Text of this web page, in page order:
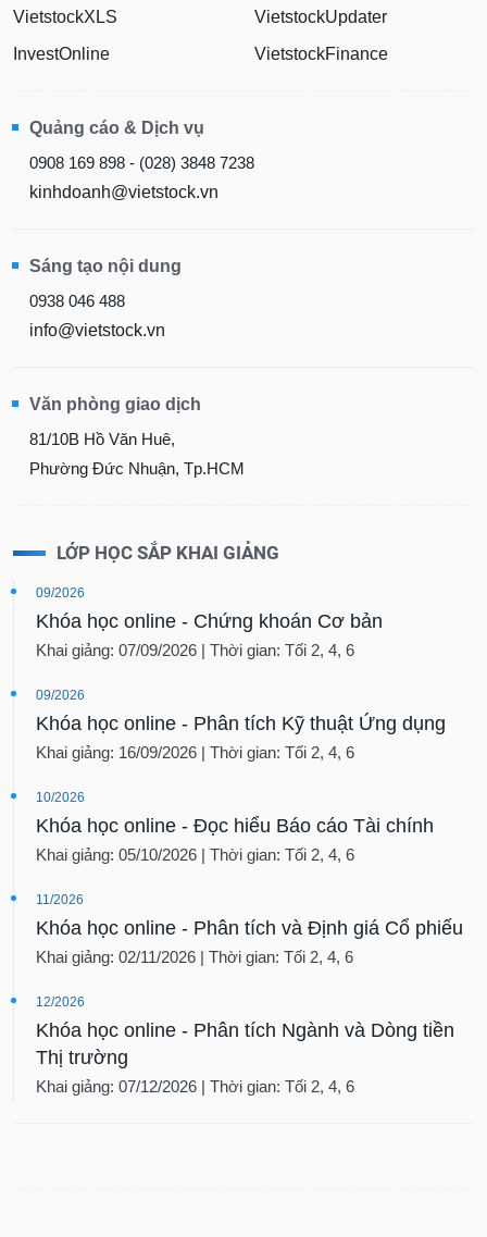
VietstockXLS
InvestOnline
VietstockUpdater
VietstockFinance
Quảng cáo & Dịch vụ
0908 169 898 - (028) 3848 7238
kinhdoanh@vietstock.vn
Sáng tạo nội dung
0938 046 488
info@vietstock.vn
Văn phòng giao dịch
81/10B Hồ Văn Huê,
Phường Đức Nhuận, Tp.HCM
LỚP HỌC SẮP KHAI GIẢNG
09/2026
Khóa học online - Chứng khoán Cơ bản
Khai giảng: 07/09/2026 | Thời gian: Tối 2, 4, 6
09/2026
Khóa học online - Phân tích Kỹ thuật Ứng dụng
Khai giảng: 16/09/2026 | Thời gian: Tối 2, 4, 6
10/2026
Khóa học online - Đọc hiểu Báo cáo Tài chính
Khai giảng: 05/10/2026 | Thời gian: Tối 2, 4, 6
11/2026
Khóa học online - Phân tích và Định giá Cổ phiếu
Khai giảng: 02/11/2026 | Thời gian: Tối 2, 4, 6
12/2026
Khóa học online - Phân tích Ngành và Dòng tiền
Thị trường
Khai giảng: 07/12/2026 | Thời gian: Tối 2, 4, 6